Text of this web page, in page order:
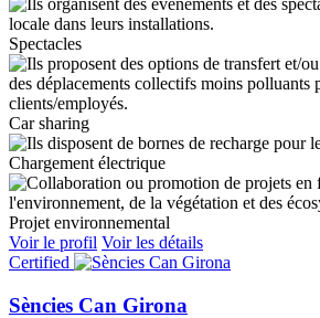
Spectacles
Car sharing
Chargement électrique
Projet environnemental
Voir le profil Voir les détails
Certified
Sències Can Girona